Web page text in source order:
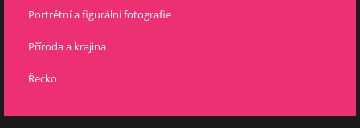
Portrétní a figurální fotografie
Příroda a krajina
Řecko